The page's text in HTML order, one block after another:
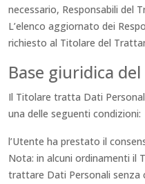
necessario, Responsabili del
L’elenco aggiornato dei
richiesto al Titolare del
Base giuridica
Il Titolare tratta Dati
una delle seguenti condizioni:
l’Utente ha prestato il
Nota: in alcuni ordinamenti il
trattare Dati Personali senza